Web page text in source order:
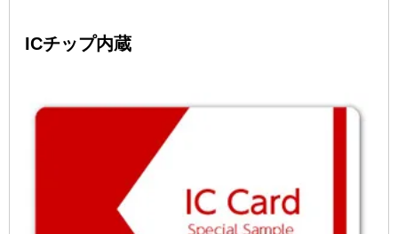
ICチップ内蔵